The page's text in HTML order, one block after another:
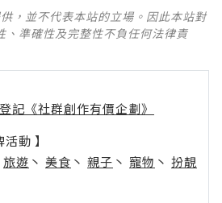
，並不代表本站的立場。因此本站對
、準確性及完整性不負任何法律責
登記《社群創作有價企劃》
動 】
旅遊 丶 美食 丶 親子 丶 寵物 丶 扮靚